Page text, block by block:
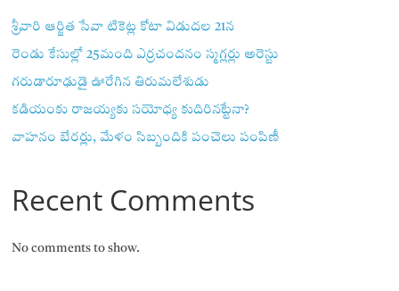
శ్రీవారి ఆర్జిత సేవా టికెట్ల కోటా విడుదల 21న
రెండు కేసుల్లో 25మంది ఎర్రచందనం స్మగ్లర్లు అరెస్టు
గరుడారూఢుడై ఊరేగిన తిరుమలేశుడు
కడియంకు రాజయ్యకు సయోధ్య కుదిరినట్టేనా?
వాహ‌నం బేర‌ర్లు, మేళం సిబ్బందికి పంచెలు పంపిణీ
Recent Comments
No comments to show.